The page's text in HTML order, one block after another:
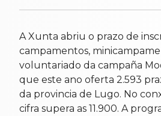
A Xunta abriu o prazo de
campamentos,
voluntariado da campaña
que este ano oferta 2.593
da provincia de Lugo. No
cifra supera as 11.900. A